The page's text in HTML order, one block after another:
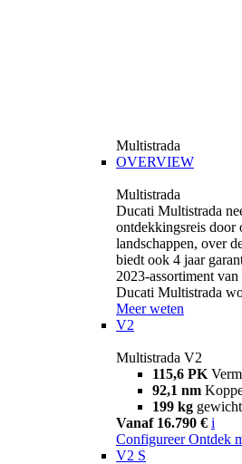
Multistrada
OVERVIEW
Multistrada
Ducati Multistrada
ontdekkingsreis door
landschappen, over
biedt ook 4 jaar
2023-assortiment
Ducati Multistrada
Meer weten
V2
Multistrada V2
115,6 PK
92,1 nm
199 kg gewicht
Vanaf 16.790 € i
Configureer Ontdek
V2 S